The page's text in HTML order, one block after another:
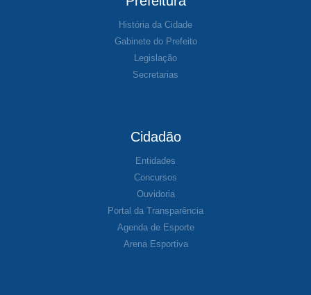
História da Cidade
Gabinete do Prefeito
Legislação
Secretarias
Cidadão
Entidades
Concursos
Ouvidoria
Portal da Transparência
Agenda de Esporte
Arena Esportiva